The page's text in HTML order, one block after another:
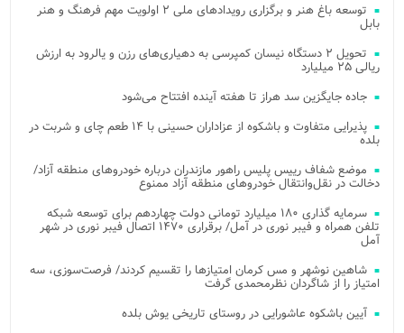
توسعه باغ هنر و برگزاری رویدادهای ملی ۲ اولویت مهم فرهنگ و هنر
بابل
تحویل ۲ دستگاه نیسان کمپرسی به دهیاری‌های رزن و یالرود به ارزش
ریالی ۲۵ میلیارد
جاده جایگزین سد هراز تا هفته آینده افتتاح می‌شود
پذیرایی متفاوت و باشکوه از عزاداران حسینی با ۱۴ طعم چای و شربت در
بلده
موضع شفاف رییس پلیس راهور مازندران درباره خودروهای منطقه آزاد/
دخالت در نقل‌وانتقال خودروهای منطقه آزاد ممنوع
سرمایه گذاری ۱۸۰ میلیارد تومانی دولت چهاردهم برای توسعه شبکه
تلفن همراه و فیبر نوری در آمل/ برقراری ۱۴۷۰ اتصال فیبر نوری در شهر
آمل
شاهین نوشهر و مس کرمان امتیازها را تقسیم کردند/ فرصت‌سوزی، سه
امتیاز را از شاگردان نظرمحمدی گرفت
آیین باشکوه عاشورایی در روستای تاریخی یوش بلده